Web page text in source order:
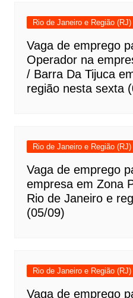
Rio de Janeiro e Região (RJ)
Vaga de emprego
Operador na
/ Barra Da Tijuca
região nesta sexta
Rio de Janeiro e Região (RJ)
Vaga de emprego
empresa em Zona
Rio de Janeiro e
(05/09)
Rio de Janeiro e Região (RJ)
Vaga de emprego